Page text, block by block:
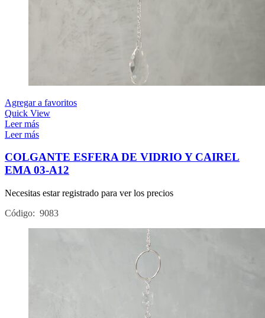
Agregar a favoritos
Quick View
Leer más
Leer más
COLGANTE ESFERA DE VIDRIO Y CAIREL
EMA 03-A12
Necesitas estar registrado para ver los precios
Código: 9083